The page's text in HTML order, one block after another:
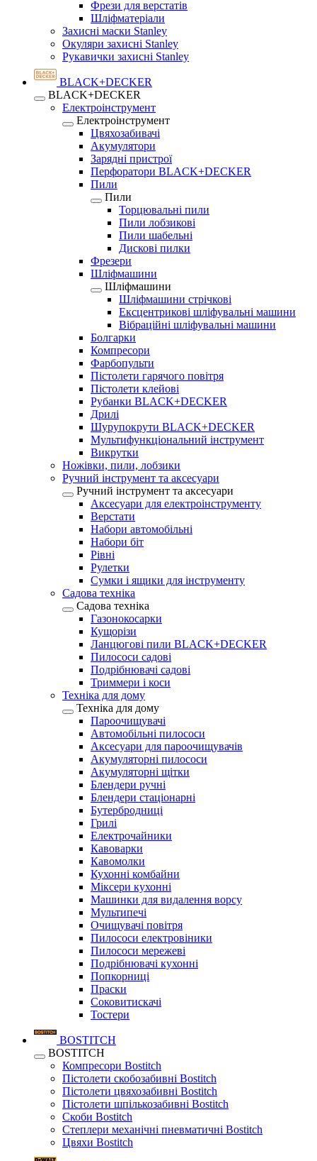
Фрези для верстатів
Шліфматеріали
Захисні маски Stanley
Окуляри захисні Stanley
Рукавички захисні Stanley
BLACK+DECKER
BLACK+DECKER
Електроінструмент
Електроінструмент
Цвяхозабивачі
Акумулятори
Зарядні пристрої
Перфоратори BLACK+DECKER
Пили
Пили
Торцювальні пили
Пили лобзикові
Пили шабельні
Дискові пилки
Фрезери
Шліфмашини
Шліфмашини
Шліфмашини стрічкові
Ексцентрикові шліфувальні машини
Вібраційні шліфувальні машини
Болгарки
Компресори
Фарбопульти
Пістолети гарячого повітря
Пістолети клейові
Рубанки BLACK+DECKER
Дрилі
Шурупокрути BLACK+DECKER
Мультифункціональний інструмент
Викрутки
Ножівки, пили, лобзики
Ручний інструмент та аксесуари
Ручний інструмент та аксесуари
Аксесуари для електроінструменту
Верстати
Набори автомобільні
Набори біт
Рівні
Рулетки
Сумки і ящики для інструменту
Садова техніка
Садова техніка
Газонокосарки
Кущорізи
Ланцюгові пили BLACK+DECKER
Пилососи садові
Подрібнювачі садові
Триммери і коси
Техніка для дому
Техніка для дому
Пароочищувачі
Автомобільні пилососи
Аксесуари для пароочищувачів
Акумуляторні пилососи
Акумуляторні щітки
Блендери ручні
Блендери стаціонарні
Бутербродниці
Грилі
Електрочайники
Кавоварки
Кавомолки
Кухонні комбайни
Міксери кухонні
Машинки для видалення ворсу
Мультипечі
Очищувачі повітря
Пилососи електровіники
Пилососи мережеві
Подрібнювачі кухонні
Попкорниці
Праски
Соковитискачі
Тостери
BOSTITCH
BOSTITCH
Компресори Bostitch
Пістолети скобозабивні Bostitch
Пістолети цвяхозабивні Bostitch
Пістолети шпількозабивні Bostitch
Скоби Bostitch
Степлери механічні пневматичні Bostitch
Цвяхи Bostitch